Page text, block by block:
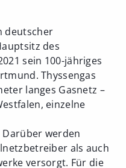
deutscher
des
sein 100-jähriges
Thyssengas
langes Gasnetz –
einzelne
werden
als auch
versorgt. Für die